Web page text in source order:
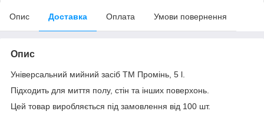
Опис Доставка Оплата Умови повернення
Опис
Універсальний мийний засіб ТМ Промінь, 5 l.
Підходить для миття полу, стін та інших поверхонь.
Цей товар виробляється під замовлення від 100 шт.